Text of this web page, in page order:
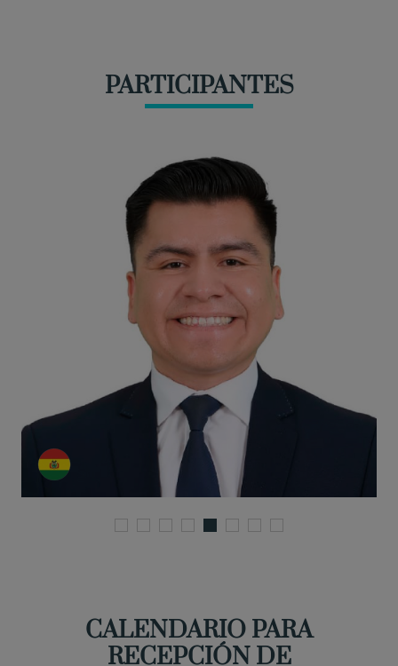
PARTICIPANTES
conferencias
CALENDARIO PARA
RECEPCIÓN DE